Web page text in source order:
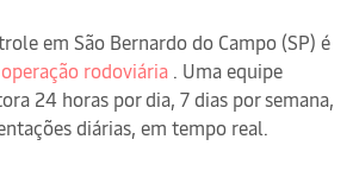
em São Bernardo do Campo (SP) é
rodoviária . Uma equipe
24 horas por dia, 7 dias por semana,
diárias, em tempo real.